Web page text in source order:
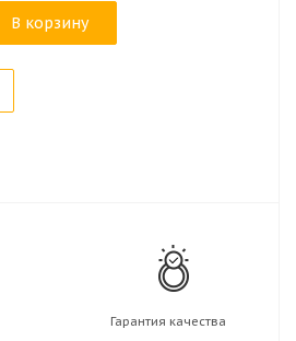
В корзину
Гарантия качества